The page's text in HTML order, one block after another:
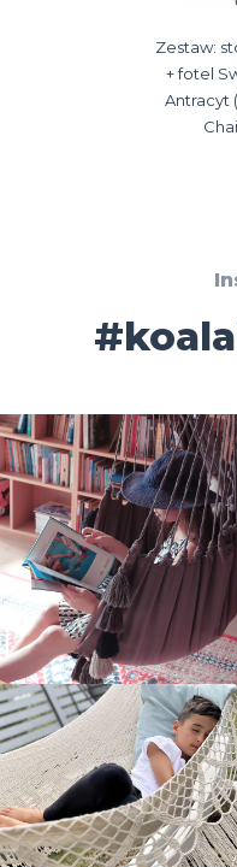
Zestaw:
+ fotel
Antracyt